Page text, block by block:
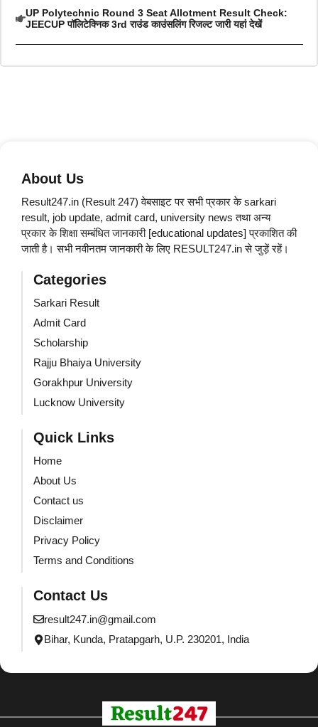
UP Polytechnic Round 3 Seat Allotment Result Check:
JEECUP पॉलिटेक्निक 3rd राउंड काउंसलिंग रिजल्ट जारी यहां देखें
About Us
Result247.in (Result 247) वेबसाइट पर सभी प्रकार के sarkari
result, job update, admit card, university news तथा अन्य
प्रकार के शिक्षा सम्बंधित जानकारी [educational updates] प्रकाशित की
जाती है। सभी नवीनतम जानकारी के लिए RESULT247.in से जुड़ें रहें।
Categories
Sarkari Result
Admit Card
Scholarship
Rajju Bhaiya University
Gorakhpur University
Lucknow University
Quick Links
Home
About Us
Contact us
Disclaimer
Privacy Policy
Terms and Conditions
Contact Us
result247.in@gmail.com
Bihar, Kunda, Pratapgarh, U.P. 230201, India